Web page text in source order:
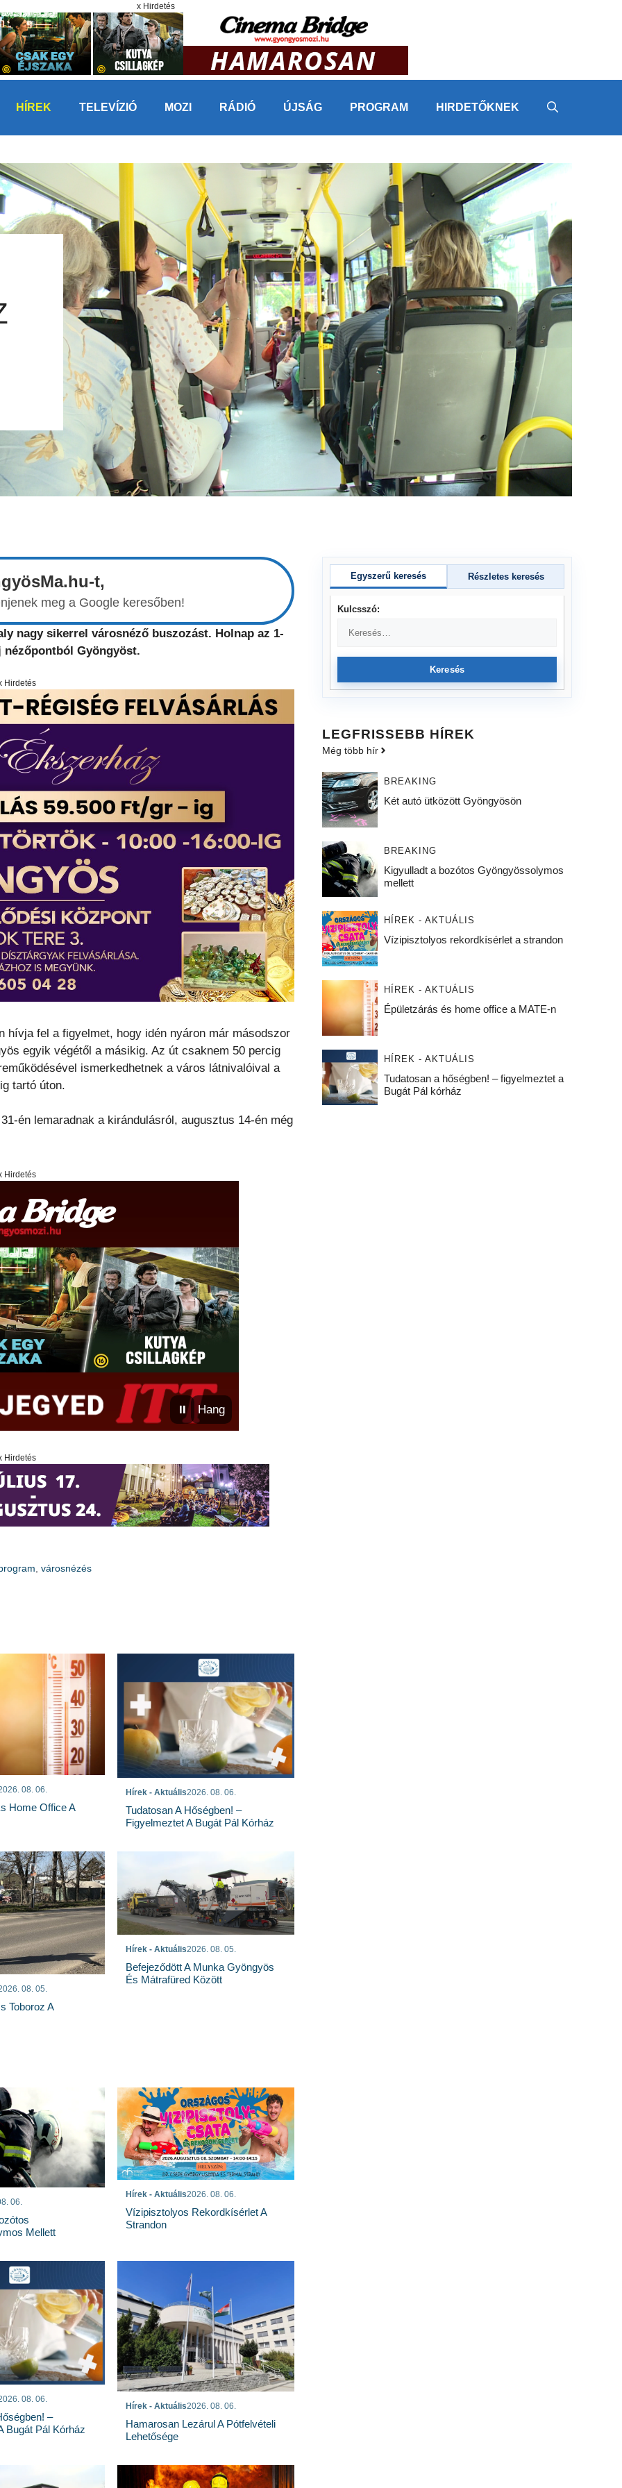
x Hirdetés
HÍREK TELEVÍZIÓ MOZI RÁDIÓ ÚJSÁG PROGRAM HIRDETŐKNEK
t,
meg a Google keresőben!
nagy sikerrel városnéző buszozást. Holnap az 1-
Gyöngyöst.
Hirdetés
hívja fel a figyelmet, hogy idén nyáron már másodszor
egyik végétől a másikig. Az út csaknem 50 percig
ismerkedhetnek a város látnivalóival a
tartó úton.
én lemaradnak a kirándulásról, augusztus 14-én még
Hirdetés
⏸ Hang
Hirdetés
,városnézés
08. 06.
Home Office A
Hírek - Aktuális2026. 08. 06.
Tudatosan A Hőségben! –
Figyelmeztet A Bugát Pál Kórház
08. 05.
Toboroz A
Hírek - Aktuális2026. 08. 05.
Befejeződött A Munka Gyöngyös
És Mátrafüred Között
06.
Mellett
Hírek - Aktuális2026. 08. 06.
Vízipisztolyos Rekordkísérlet A
Strandon
08. 06.
–
Bugát Pál Kórház
Hírek - Aktuális2026. 08. 06.
Hamarosan Lezárul A Pótfelvételi
Lehetősége
Egyszerű keresés Részletes keresés
Kulcsszó:
Keresés
LEGFRISSEBB HÍREK
Még több hír
BREAKING
Két autó ütközött Gyöngyösön
BREAKING
Kigyulladt a bozótos Gyöngyössolymos
mellett
HÍREK - AKTUÁLIS
Vízipisztolyos rekordkísérlet a strandon
HÍREK - AKTUÁLIS
Épületzárás és home office a MATE-n
HÍREK - AKTUÁLIS
Tudatosan a hőségben! – figyelmeztet a
Bugát Pál kórház